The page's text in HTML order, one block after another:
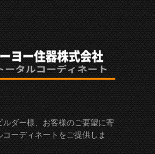
ダー様、お客様のご要望に寄
ーディネートをご提供しま